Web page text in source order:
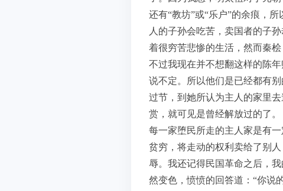
还有“教坊”或“乐户”的余痕，
人的子孙会吃苦，卖国者的子
着很穷苦悲惨的生活，然而
不过我现在并不想翻这样的陈
说不定。所以他们是已经都有
过节，到她所认为主人的家里
赏，就可见是曾经解放过的了。
每一家堕民所走的主人家是有
贫穷，将走动的权利卖给了别
辱。我还记得民国革命之后，
然变色，愤愤的回答道：“你